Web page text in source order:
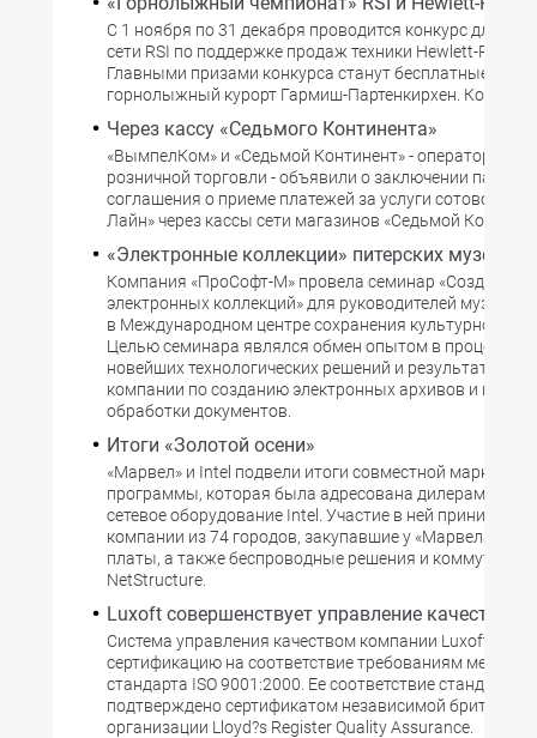
С 1 ноября по 31 декабря проводится конкурс для
сети RSI по поддержке продаж техники Hewlett-
Главными призами конкурса станут бесплатные
горнолыжный курорт Гармиш-Партенкирхен. Конкурс,
Через кассу «Седьмого Континента»
«ВымпелКом» и «Седьмой Континент» - оператор
розничной торговли - объявили о заключении
соглашения о приеме платежей за услуги сотовой
Лайн» через кассы сети магазинов «Седьмой
«Электронные коллекции» питерских музеев
Компания «ПроСофт-М» провела семинар «Создание
электронных коллекций» для руководителей музеев
в Международном центре сохранения культурного
Целью семинара являлся обмен опытом в процессе
новейших технологических решений и результатов
компании по созданию электронных архивов и
обработки документов.
Итоги «Золотой осени»
«Марвел» и Intel подвели итоги совместной
программы, которая была адресована дилерам,
сетевое оборудование Intel. Участие в ней принимали
компании из 74 городов, закупавшие у «Марвела»
платы, а также беспроводные решения и
NetStructure.
Luxoft совершенствует управление качеством
Система управления качеством компании Luxoft
сертификацию на соответствие требованиям
стандарта ISO 9001:2000. Ее соответствие стандарту
подтверждено сертификатом независимой
организации Lloyd?s Register Quality Assurance.